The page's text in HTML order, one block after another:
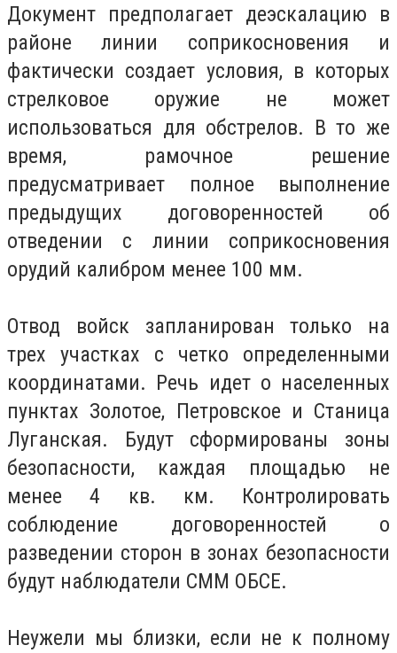
Документ предполагает деэскалацию в
районе линии соприкосновения и
фактически создает условия, в которых
стрелковое оружие не может
использоваться для обстрелов. В то же
время, рамочное решение
предусматривает полное выполнение
предыдущих договоренностей об
отведении с линии соприкосновения
орудий калибром менее 100 мм.
Отвод войск запланирован только на
трех участках с четко определенными
координатами. Речь идет о населенных
пунктах Золотое, Петровское и Станица
Луганская. Будут сформированы зоны
безопасности, каждая площадью не
менее 4 кв. км. Контролировать
соблюдение договоренностей о
разведении сторон в зонах безопасности
будут наблюдатели СММ ОБСЕ.
Неужели мы близки, если не к полному